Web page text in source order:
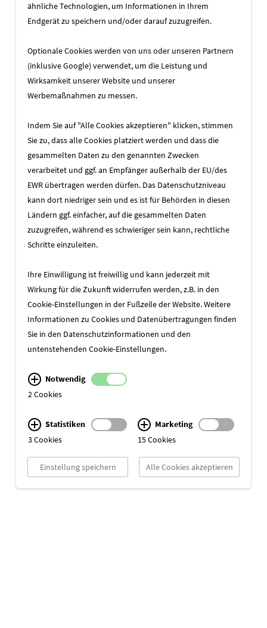
Bedingung für den Einsatz der Search
Console ist, dass man Zugriff auf den
dem die Website läuft. Durch Einfügen
eines Codes in die Website weist man
sich als berechtigt aus.
Console sind nicht selbsterklärend, und
für einige sind auch HTML-Kenntnisse
erforderlich. Website-Betreiber, die selbst
nicht über diese Kenntnisse verfügen,
sollten den Dienstleister, der ihre Website
betreut, auffordern, die Search Console
einzurichten, regelmäßig zu checken und
zu berichten.
ZURÜCK ZUR ÜBERSICHT
ähnliche Technologien, um Informationen in Ihrem
Endgerät zu speichern und/oder darauf zuzugreifen.
Optionale Cookies werden von uns oder unseren Partnern
(inklusive Google) verwendet, um die Leistung und
Wirksamkeit unserer Website und unserer
Werbemaßnahmen zu messen.
Indem Sie auf "Alle Cookies akzeptieren" klicken, stimmen
Sie zu, dass alle Cookies platziert werden und dass die
gesammelten Daten zu den genannten Zwecken
verarbeitet und ggf. an Empfänger außerhalb der EU/des
EWR übertragen werden dürfen. Das Datenschutzniveau
kann dort niedriger sein und es ist für Behörden in diesen
Ländern ggf. einfacher, auf die gesammelten Daten
zuzugreifen, während es schwieriger sein kann, rechtliche
Schritte einzuleiten.
Ihre Einwilligung ist freiwillig und kann jederzeit mit
Wirkung für die Zukunft widerrufen werden, z.B. in den
Cookie-Einstellungen in der Fußzeile der Website. Weitere
Informationen zu Cookies und Datenübertragungen finden
Sie in den Datenschutzinformationen und den
untenstehenden Cookie-Einstellungen.
Notwendig
2 Cookies
Statistiken
3 Cookies
Marketing
15 Cookies
Einstellung speichern Alle Cookies akzeptieren